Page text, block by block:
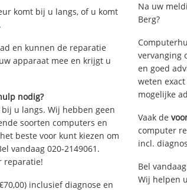
komt bij u langs, of u komt
.
en kunnen de reparatie
apparaat mee en krijgt u
nodig?
u langs. Wij hebben geen
soorten computers en
beste voor kunt kiezen om
vandaag 020-2149061.
reparatie!
inclusief diagnose en
Na uw
Berg?
vervanging
en goed
weten
mogelijke
Vaak de
computer
incl.
Bel
Wij helpen